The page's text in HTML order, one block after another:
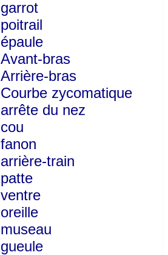
garrot
poitrail
épaule
Avant-bras
Arrière-bras
Courbe zycomatique
arrête du nez
cou
fanon
arrière-train
patte
ventre
oreille
museau
gueule